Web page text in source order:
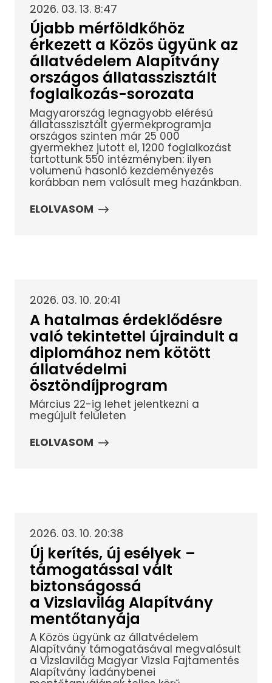
2026. 03. 13. 8:47
Újabb mérföldkőhöz
érkezett a Közös ügyünk az
állatvédelem Alapítvány
országos állatasszisztált
foglalkozás-sorozata
Magyarország legnagyobb elérésű
állatasszisztált gyermekprogramja
országos szinten már 25 000
gyermekhez jutott el, 1200 foglalkozást
tartottunk 550 intézményben: ilyen
volumenű hasonló kezdeményezés
korábban nem valósult meg hazánkban.
ELOLVASOM
2026. 03. 10. 20:41
A hatalmas érdeklődésre
való tekintettel újraindult a
diplomához nem kötött
állatvédelmi
ösztöndíjprogram
Március 22-ig lehet jelentkezni a
megújult felületen
ELOLVASOM
2026. 03. 10. 20:38
Új kerítés, új esélyek –
támogatással vált
biztonságossá
a Vizslavilág Alapítvány
mentőtanyája
A Közös ügyünk az állatvédelem
Alapítvány támogatásával megvalósult
a Vizslavilág Magyar Vizsla Fajtamentés
Alapítvány ladánybenei